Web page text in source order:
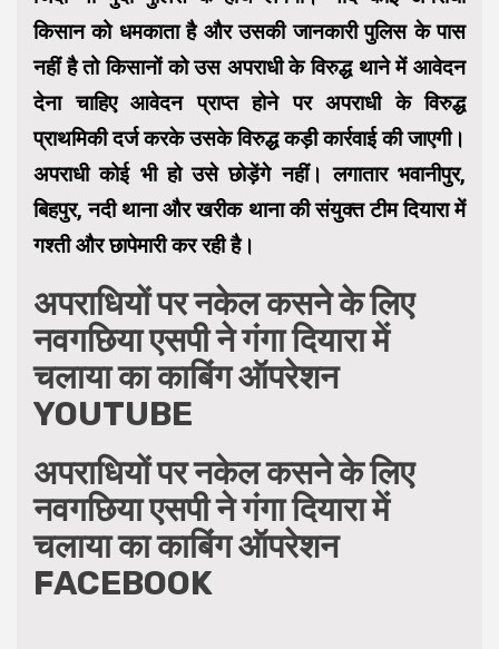
किसान को धमकाता है और उसकी जानकारी पुलिस के पास
नहीं है तो किसानों को उस अपराधी के विरुद्ध थाने में आवेदन
देना चाहिए आवेदन प्राप्त होने पर अपराधी के विरुद्ध
प्राथमिकी दर्ज करके उसके विरुद्ध कड़ी कार्रवाई की जाएगी।
अपराधी कोई भी हो उसे छोड़ेंगे नहीं। लगातार भवानीपुर,
बिहपुर, नदी थाना और खरीक थाना की संयुक्त टीम दियारा में
गश्ती और छापेमारी कर रही है।
अपराधियों पर नकेल कसने के लिए
नवगछिया एसपी ने गंगा दियारा में
चलाया का काबिंग ऑपरेशन
YOUTUBE
अपराधियों पर नकेल कसने के लिए
नवगछिया एसपी ने गंगा दियारा में
चलाया का काबिंग ऑपरेशन
FACEBOOK